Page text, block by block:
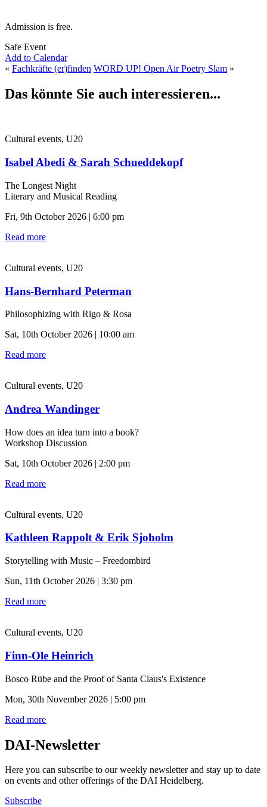
Admission is free.
Safe Event
Add to Calendar
« Fachkräfte (er)finden WORD UP! Open Air Poetry Slam »
Das könnte Sie auch interessieren...
Cultural events, U20
Isabel Abedi & Sarah Schueddekopf
The Longest Night
Literary and Musical Reading
Fri, 9th October 2026 | 6:00 pm
Read more
Cultural events, U20
Hans-Bernhard Peterman
Philosophizing with Rigo & Rosa
Sat, 10th October 2026 | 10:00 am
Read more
Cultural events, U20
Andrea Wandinger
How does an idea turn into a book?
Workshop Discussion
Sat, 10th October 2026 | 2:00 pm
Read more
Cultural events, U20
Kathleen Rappolt & Erik Sjoholm
Storytelling with Music – Freedombird
Sun, 11th October 2026 | 3:30 pm
Read more
Cultural events, U20
Finn-Ole Heinrich
Bosco Rübe and the Proof of Santa Claus's Existence
Mon, 30th November 2026 | 5:00 pm
Read more
DAI-Newsletter
Here you can subscribe to our weekly newsletter and stay up to date
on events and other offerings of the DAI Heidelberg.
Subscribe